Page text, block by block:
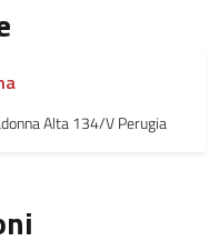
Alta 134/V Perugia